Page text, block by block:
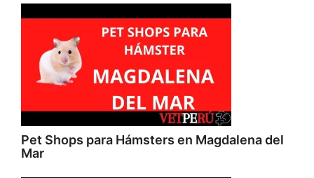
Pet Shops para Hámsters en Magdalena del
Mar